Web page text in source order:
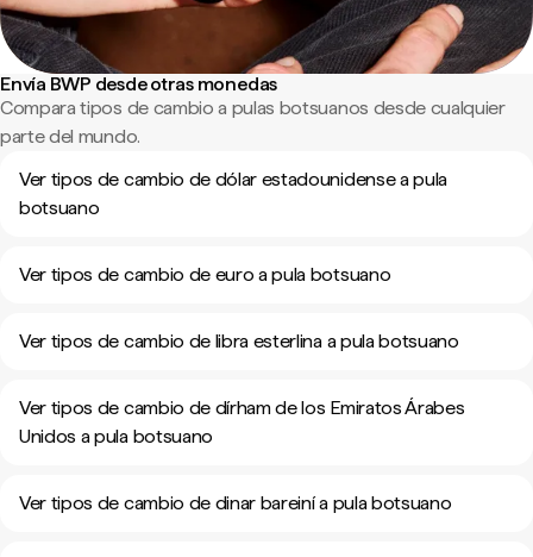
Envía BWP desde otras monedas
Compara tipos de cambio a pulas botsuanos desde cualquier
parte del mundo.
Ver tipos de cambio de dólar estadounidense a pula
botsuano
Ver tipos de cambio de euro a pula botsuano
Ver tipos de cambio de libra esterlina a pula botsuano
Ver tipos de cambio de dírham de los Emiratos Árabes
Unidos a pula botsuano
Ver tipos de cambio de dinar bareiní a pula botsuano